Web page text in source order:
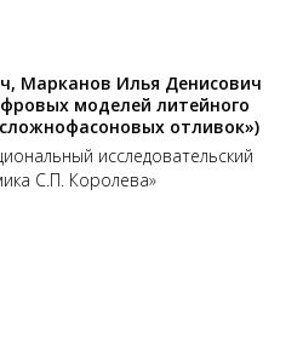
Марканов Илья Денисович
моделей литейного
отливок»)
исследовательский
С.П. Королева»